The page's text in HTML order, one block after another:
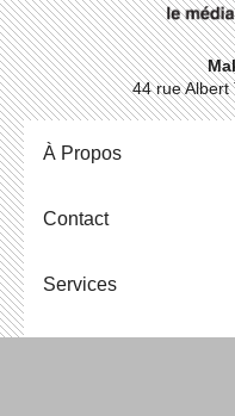
44 rue Albert
À Propos
Contact
Ser­vices